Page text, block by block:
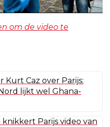
om de video te
Kurt Caz over Parijs:
lijkt wel Ghana-
Parijs video van